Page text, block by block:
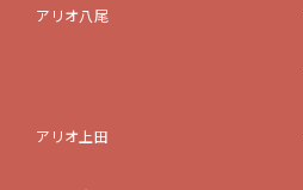
アリオ八尾
アリオ上田